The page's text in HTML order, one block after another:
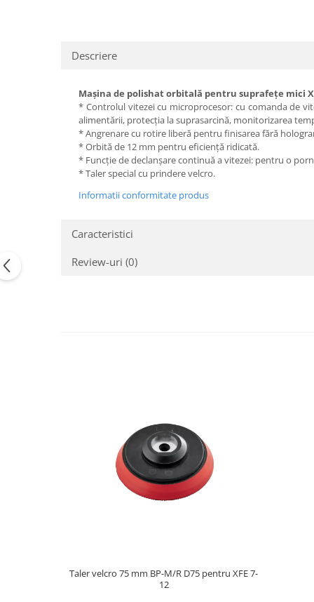
Descriere
Mașina de polishat orbitală pentru suprafețe mici
* Controlul vitezei cu microprocesor: cu comanda de
alimentării, protecția la suprasarcină, monitorizarea
* Angrenare cu rotire liberă pentru finisarea fără
* Orbită de 12 mm pentru eficiență ridicată.
* Funcție de declanșare continuă a vitezei: pentru o
* Taler special cu prindere velcro.
Informatii conformitate produs
Caracteristici
Review-uri (0)
Taler velcro 75 mm BP-M/R D75 pentru XFE 7-
12